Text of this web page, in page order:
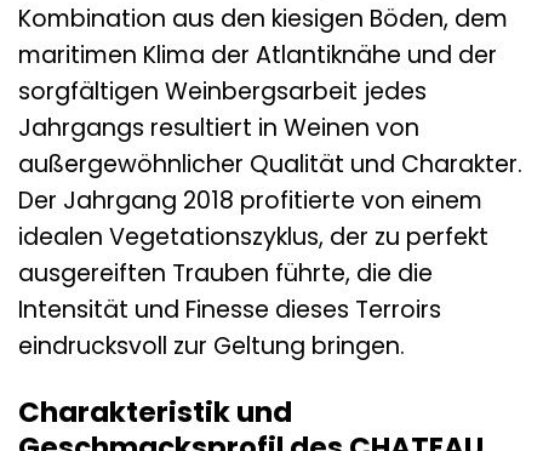
Kombination aus den kiesigen Böden, dem
maritimen Klima der Atlantiknähe und der
sorgfältigen Weinbergsarbeit jedes
Jahrgangs resultiert in Weinen von
außergewöhnlicher Qualität und Charakter.
Der Jahrgang 2018 profitierte von einem
idealen Vegetationszyklus, der zu perfekt
ausgereiften Trauben führte, die die
Intensität und Finesse dieses Terroirs
eindrucksvoll zur Geltung bringen.
Charakteristik und